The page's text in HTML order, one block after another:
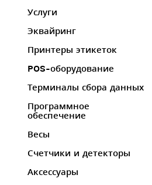
Услуги
Эквайринг
Принтеры этикеток
POS-оборудование
Терминалы сбора данных
Программное
обеспечение
Весы
Счетчики и детекторы
Аксессуары